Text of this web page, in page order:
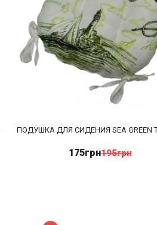
ПОДУШКА ДЛЯ СИДЕНИЯ SEA GREEN
175грн195грн